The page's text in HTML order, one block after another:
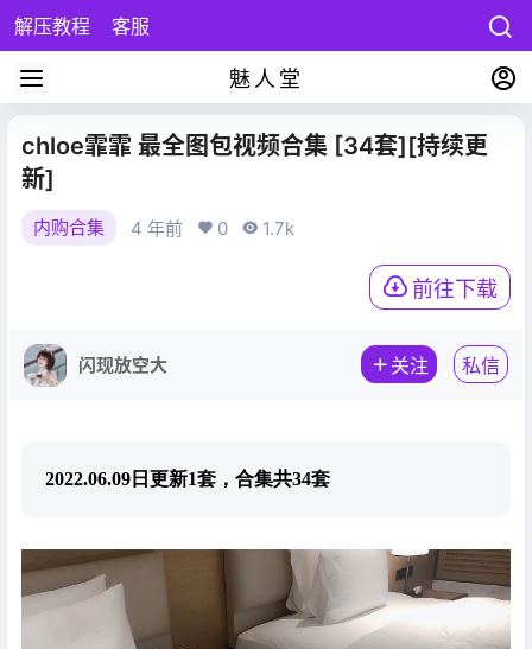
解压教程 客服
魅人堂
chloe霏霏 最全图包视频合集 [34套][持续更
新]
内购合集 4 年前 0 1.7k
前往下载
闪现放空大 关注 私信
2022.06.09日更新1套，合集共34套